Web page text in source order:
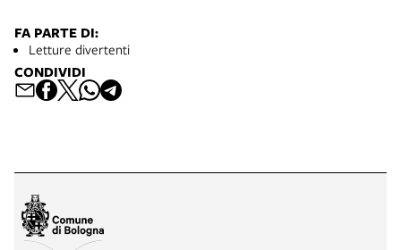
FA PARTE DI:
Letture divertenti
CONDIVIDI